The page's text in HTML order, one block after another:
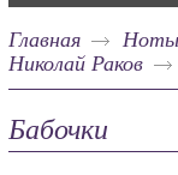
Главная
Ноты
Николай Раков
Бабочки